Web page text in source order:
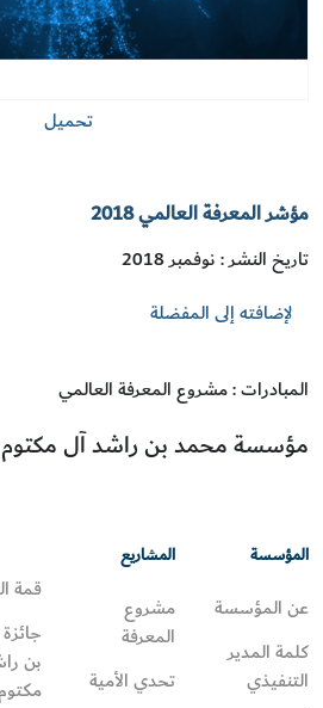
تحميل
مؤشر المعرفة العالمي 2018
تاريخ النشر : نوفمبر 2018
لإضافته إلى المفضلة
المبادرات : مشروع المعرفة العالمي
مؤسسة محمد بن راشد آل مكتوم
المؤسسة
عن المؤسسة
كلمة المدير
التنفيذي
المشاريع
مشروع
المعرفة
تحدي الأمية
قمة
بن